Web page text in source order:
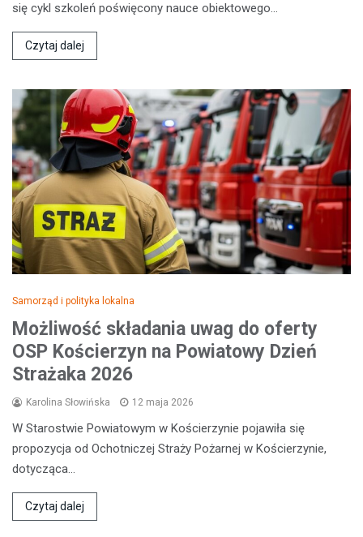
się cykl szkoleń poświęcony nauce obiektowego…
Czytaj dalej
Samorząd i polityka lokalna
Możliwość składania uwag do oferty
OSP Kościerzyn na Powiatowy Dzień
Strażaka 2026
Karolina Słowińska 12 maja 2026
W Starostwie Powiatowym w Kościerzynie pojawiła się
propozycja od Ochotniczej Straży Pożarnej w Kościerzynie,
dotycząca…
Czytaj dalej